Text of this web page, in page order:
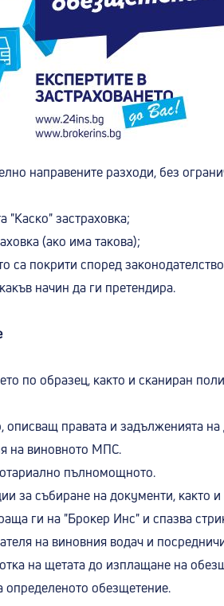
направените разходи, без
"Каско" застраховка;
(ако има такова);
покрити според
начин да ги претендира.
по образец, както и сканиран
правата и задълженията
на виновното МПС.
пълномощното.
за събиране на документи, както и
ги на "Брокер Инс" и спазва
на виновния водач и
на щетата до изплащане на
определеното обезщетение.